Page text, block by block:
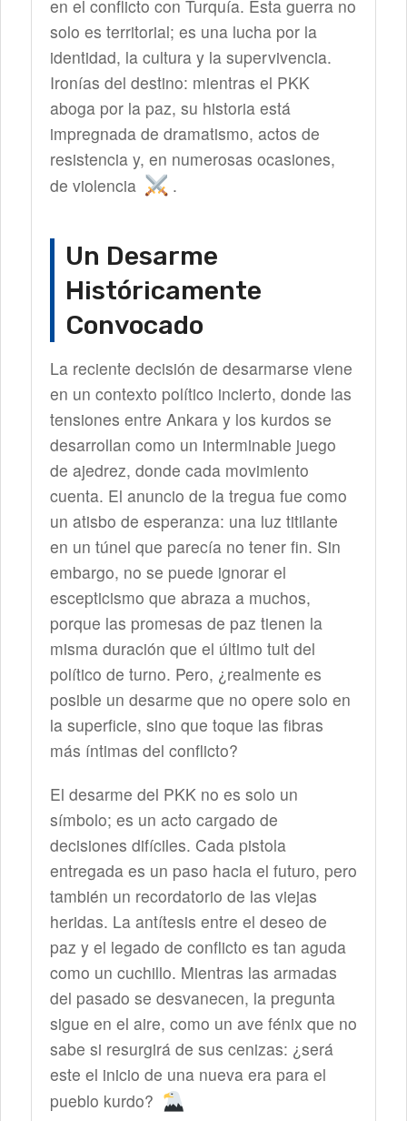
en el conflicto con Turquía. Esta guerra no
solo es territorial; es una lucha por la
identidad, la cultura y la supervivencia.
Ironías del destino: mientras el PKK
aboga por la paz, su historia está
impregnada de dramatismo, actos de
resistencia y, en numerosas ocasiones,
de violencia
.
Un Desarme
Históricamente
Convocado
La reciente decisión de desarmarse viene
en un contexto político incierto, donde las
tensiones entre Ankara y los kurdos se
desarrollan como un interminable juego
de ajedrez, donde cada movimiento
cuenta. El anuncio de la tregua fue como
un atisbo de esperanza: una luz titilante
en un túnel que parecía no tener fin. Sin
embargo, no se puede ignorar el
escepticismo que abraza a muchos,
porque las promesas de paz tienen la
misma duración que el último tuit del
político de turno. Pero, ¿realmente es
posible un desarme que no opere solo en
la superficie, sino que toque las fibras
más íntimas del conflicto?
El desarme del PKK no es solo un
símbolo; es un acto cargado de
decisiones difíciles. Cada pistola
entregada es un paso hacia el futuro, pero
también un recordatorio de las viejas
heridas. La antítesis entre el deseo de
paz y el legado de conflicto es tan aguda
como un cuchillo. Mientras las armadas
del pasado se desvanecen, la pregunta
sigue en el aire, como un ave fénix que no
sabe si resurgirá de sus cenizas: ¿será
este el inicio de una nueva era para el
pueblo kurdo?